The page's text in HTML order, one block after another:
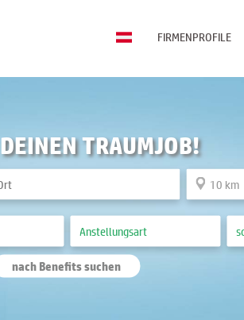
FIRMENPROFILE
TRAUMJOB!
nach Benefits suchen